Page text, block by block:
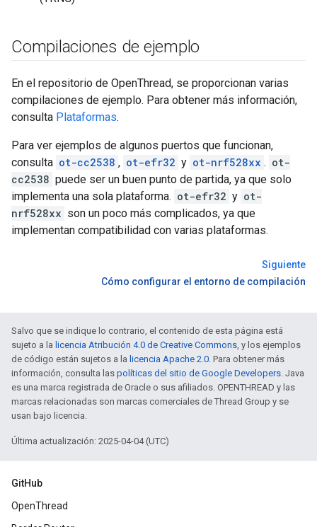
Compilaciones de ejemplo
En el repositorio de OpenThread, se proporcionan varias
compilaciones de ejemplo. Para obtener más información,
consulta Plataformas.
Para ver ejemplos de algunos puertos que funcionan,
consulta ot-cc2538 , ot-efr32 y ot-nrf528xx . ot-
cc2538 puede ser un buen punto de partida, ya que solo
implementa una sola plataforma. ot-efr32 y ot-
nrf528xx son un poco más complicados, ya que
implementan compatibilidad con varias plataformas.
Siguiente
Cómo configurar el entorno de compilación
Salvo que se indique lo contrario, el contenido de esta página está
sujeto a la licencia Atribución 4.0 de Creative Commons, y los ejemplos
de código están sujetos a la licencia Apache 2.0. Para obtener más
información, consulta las políticas del sitio de Google Developers. Java
es una marca registrada de Oracle o sus afiliados. OPENTHREAD y las
marcas relacionadas son marcas comerciales de Thread Group y se
usan bajo licencia.
Última actualización: 2025-04-04 (UTC)
GitHub
OpenThread